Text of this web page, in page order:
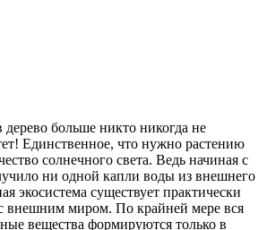
дерево больше никто никогда не
Единственное, что нужно растению
солнечного света. Ведь начиная с
ни одной капли воды из внешнего
экосистема существует практически
внешним миром. По крайней мере вся
вещества формируются только в